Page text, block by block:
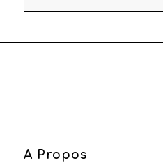
A Propos